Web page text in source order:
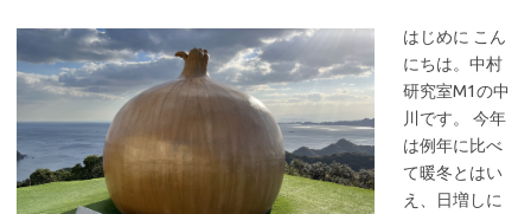
はじめに こん
にちは。中村
研究室M1の中
川です。 今年
は例年に比べ
て暖冬とはい
え、日増しに